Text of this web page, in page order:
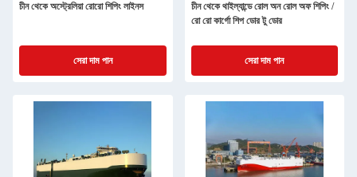
চীন থেকে অস্ট্রেলিয়া রোরো শিপিং লাইনস
সেরা দাম পান
চীন থেকে থাইল্যান্ডে রোল অন রোল অফ শিপিং /
রো রো কার্গো শিপ ডোর টু ডোর
সেরা দাম পান